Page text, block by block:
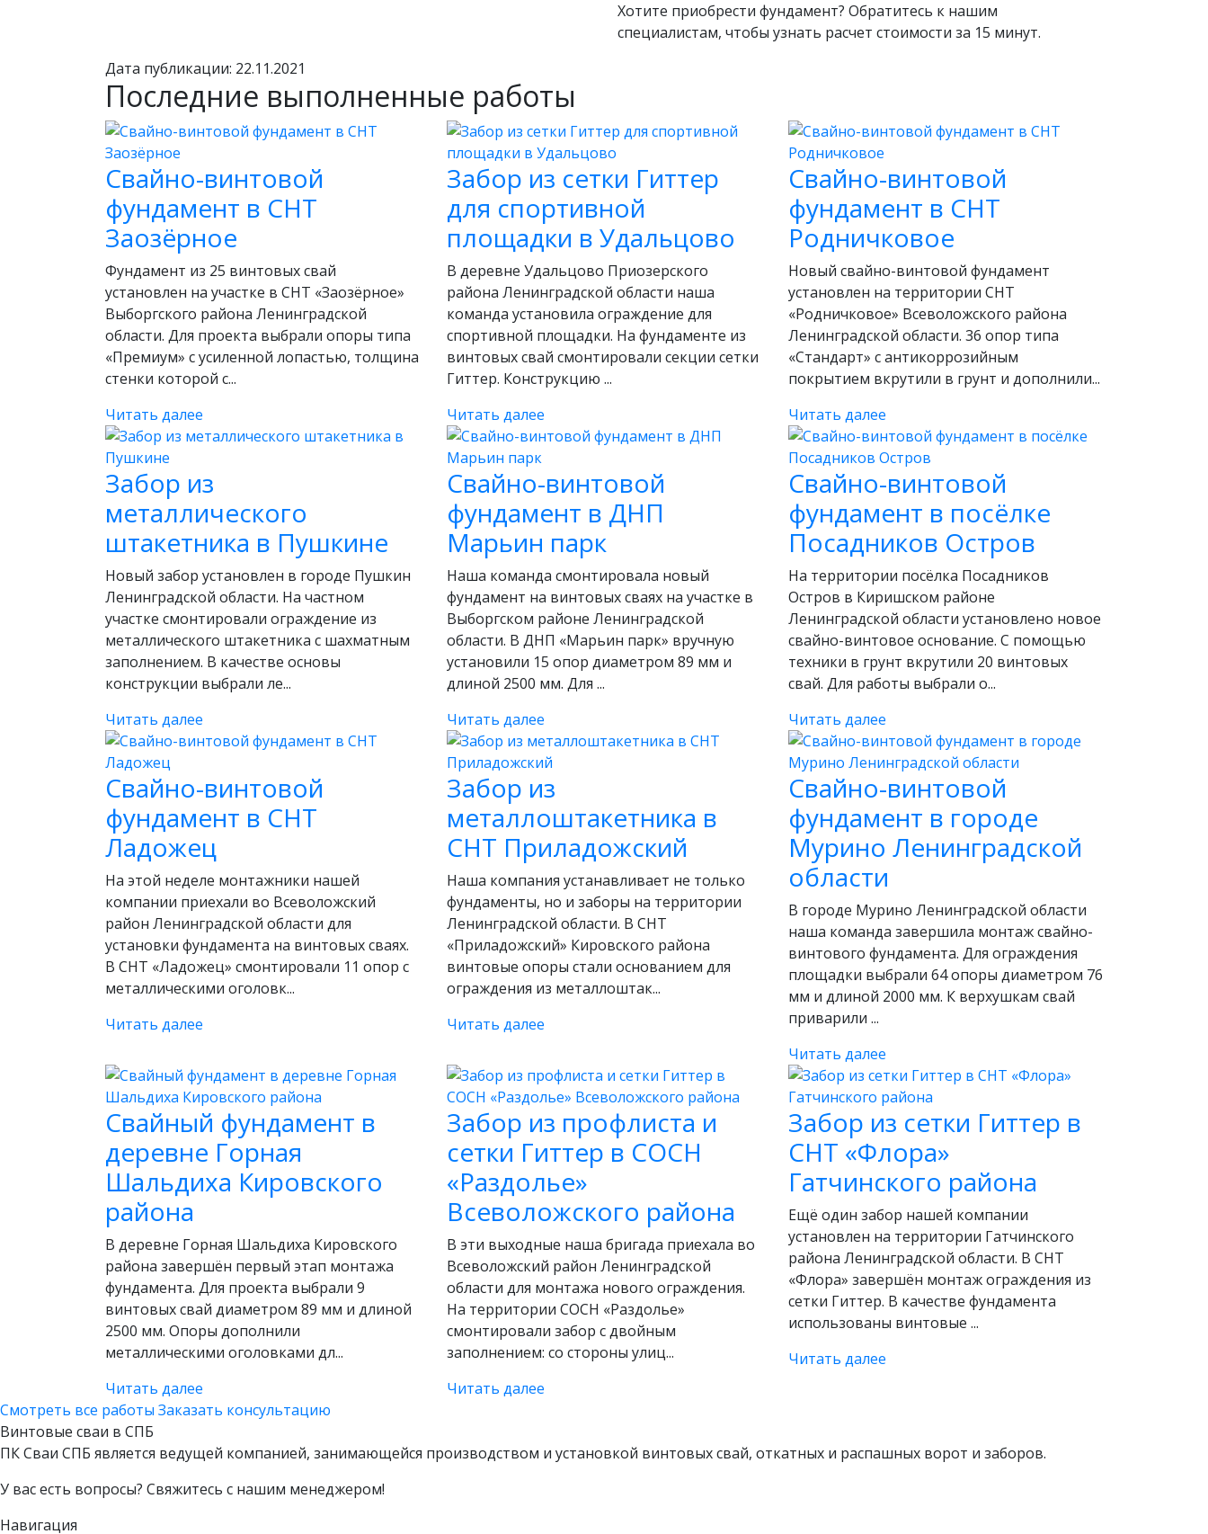
Хотите приобрести фундамент? Обратитесь к нашим
специалистам, чтобы узнать расчет стоимости за 15 минут.
Дата публикации: 22.11.2021
Последние выполненные работы
Свайно-винтовой
фундамент в СНТ
Заозёрное
Фундамент из 25 винтовых свай
установлен на участке в СНТ «Заозёрное»
Выборгского района Ленинградской
области. Для проекта выбрали опоры типа
«Премиум» с усиленной лопастью, толщина
стенки которой с...
Читать далее
Забор из сетки Гиттер
для спортивной
площадки в Удальцово
В деревне Удальцово Приозерского
района Ленинградской области наша
команда установила ограждение для
спортивной площадки. На фундаменте из
винтовых свай смонтировали секции сетки
Гиттер. Конструкцию ...
Читать далее
Свайно-винтовой
фундамент в СНТ
Родничковое
Новый свайно-винтовой фундамент
установлен на территории СНТ
«Родничковое» Всеволожского района
Ленинградской области. 36 опор типа
«Стандарт» с антикоррозийным
покрытием вкрутили в грунт и дополнили...
Читать далее
Забор из
металлического
штакетника в Пушкине
Новый забор установлен в городе Пушкин
Ленинградской области. На частном
участке смонтировали ограждение из
металлического штакетника с шахматным
заполнением. В качестве основы
конструкции выбрали ле...
Читать далее
Свайно-винтовой
фундамент в ДНП
Марьин парк
Наша команда смонтировала новый
фундамент на винтовых сваях на участке в
Выборгском районе Ленинградской
области. В ДНП «Марьин парк» вручную
установили 15 опор диаметром 89 мм и
длиной 2500 мм. Для ...
Читать далее
Свайно-винтовой
фундамент в посёлке
Посадников Остров
На территории посёлка Посадников
Остров в Киришском районе
Ленинградской области установлено новое
свайно-винтовое основание. С помощью
техники в грунт вкрутили 20 винтовых
свай. Для работы выбрали о...
Читать далее
Свайно-винтовой
фундамент в СНТ
Ладожец
На этой неделе монтажники нашей
компании приехали во Всеволожский
район Ленинградской области для
установки фундамента на винтовых сваях.
В СНТ «Ладожец» смонтировали 11 опор с
металлическими оголовк...
Читать далее
Забор из
металлоштакетника в
СНТ Приладожский
Наша компания устанавливает не только
фундаменты, но и заборы на территории
Ленинградской области. В СНТ
«Приладожский» Кировского района
винтовые опоры стали основанием для
ограждения из металлоштак...
Читать далее
Свайно-винтовой
фундамент в городе
Мурино Ленинградской
области
В городе Мурино Ленинградской области
наша команда завершила монтаж свайно-
винтового фундамента. Для ограждения
площадки выбрали 64 опоры диаметром 76
мм и длиной 2000 мм. К верхушкам свай
приварили ...
Читать далее
Свайный фундамент в
деревне Горная
Шальдиха Кировского
района
В деревне Горная Шальдиха Кировского
района завершён первый этап монтажа
фундамента. Для проекта выбрали 9
винтовых свай диаметром 89 мм и длиной
2500 мм. Опоры дополнили
металлическими оголовками дл...
Читать далее
Забор из профлиста и
сетки Гиттер в СОСН
«Раздолье»
Всеволожского района
В эти выходные наша бригада приехала во
Всеволожский район Ленинградской
области для монтажа нового ограждения.
На территории СОСН «Раздолье»
смонтировали забор с двойным
заполнением: со стороны улиц...
Читать далее
Забор из сетки Гиттер в
СНТ «Флора»
Гатчинского района
Ещё один забор нашей компании
установлен на территории Гатчинского
района Ленинградской области. В СНТ
«Флора» завершён монтаж ограждения из
сетки Гиттер. В качестве фундамента
использованы винтовые ...
Читать далее
Смотреть все работы Заказать консультацию
Винтовые сваи в СПБ
ПК Сваи СПБ является ведущей компанией, занимающейся производством и установкой винтовых свай, откатных и распашных ворот и заборов.
У вас есть вопросы? Свяжитесь с нашим менеджером!
Навигация